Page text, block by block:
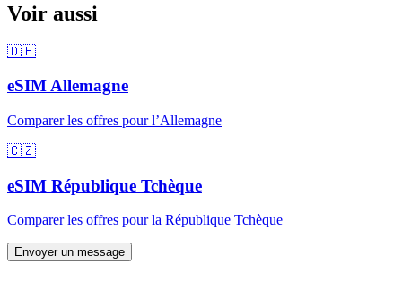
Voir aussi
🇩🇪
eSIMAllemagne
Comparer les offres pourl’Allemagne
🇨🇿
eSIM République Tchèque
Comparer les offres pourla République Tchèque
Envoyer un message